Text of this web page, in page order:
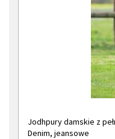
Jodhpury damskie z
Denim, jeansowe